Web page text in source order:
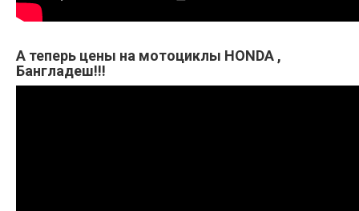
А теперь цены на мотоциклы HONDA ,
Бангладеш!!!